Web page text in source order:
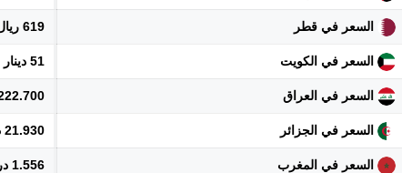
السعر في قطر 619 ريال
السعر في الكويت 51 دينار
السعر في العراق 222.700
السعر في الجزائر 21.930 دينار
السعر في المغرب 1.556 درهم